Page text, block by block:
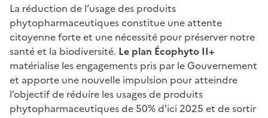
La réduction de l’usage des produits
phytopharmaceutiques constitue une attente
citoyenne forte et une nécessité pour préserver notre
santé et la biodiversité. Le plan Écophyto II+
matérialise les engagements pris par le Gouvernement
et apporte une nouvelle impulsion pour atteindre
l’objectif de réduire les usages de produits
phytopharmaceutiques de 50% d'ici 2025 et de sortir